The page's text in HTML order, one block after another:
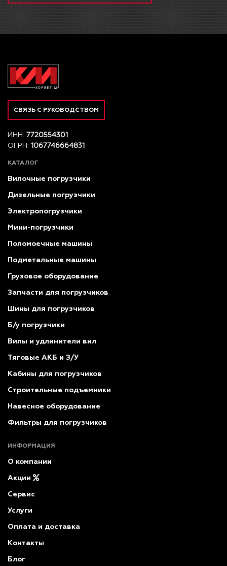
СВЯЗЬ С РУКОВОДСТВОМ
ИНН: 7720554301
ОГРН: 1067746664831
КАТАЛОГ
Вилочные погрузчики
Дизельные погрузчики
Электропогрузчики
Мини-погрузчики
Поломоечные машины
Подметальные машины
Грузовое оборудование
Запчасти для погрузчиков
Шины для погрузчиков
Б/у погрузчики
Вилы и удлинители вил
Тяговые АКБ и З/У
Кабины для погрузчиков
Строительные подъемники
Навесное оборудование
Фильтры для погрузчиков
ИНФОРМАЦИЯ
О компании
Акции
Сервис
Услуги
Оплата и доставка
Контакты
Блог